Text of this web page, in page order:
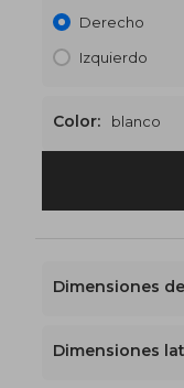
Derecho
Izquierdo
Color: blanco
Dimensiones
Dimensiones